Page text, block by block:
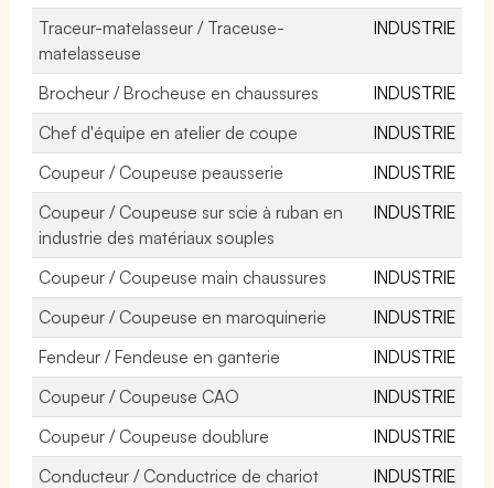
Traceur-matelasseur / Traceuse-
matelasseuse
INDUSTRIE
Brocheur / Brocheuse en chaussures
INDUSTRIE
Chef d'équipe en atelier de coupe
INDUSTRIE
Coupeur / Coupeuse peausserie
INDUSTRIE
Coupeur / Coupeuse sur scie à ruban en
industrie des matériaux souples
INDUSTRIE
Coupeur / Coupeuse main chaussures
INDUSTRIE
Coupeur / Coupeuse en maroquinerie
INDUSTRIE
Fendeur / Fendeuse en ganterie
INDUSTRIE
Coupeur / Coupeuse CAO
INDUSTRIE
Coupeur / Coupeuse doublure
INDUSTRIE
Conducteur / Conductrice de chariot
INDUSTRIE